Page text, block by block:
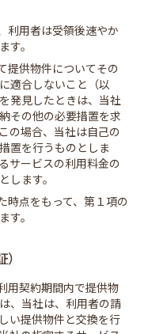
利用者は受領後速やか
す。
提供物件についてその
適合しないこと（以
発見したときは、当社
その他の必要措置を求
の場合、当社は自己の
置を行うものとしま
サービスの利用料金の
します。
時点をもって、第１項の
す。
用契約期間内で提供物
、当社は、利用者の請
い提供物件と交換を行